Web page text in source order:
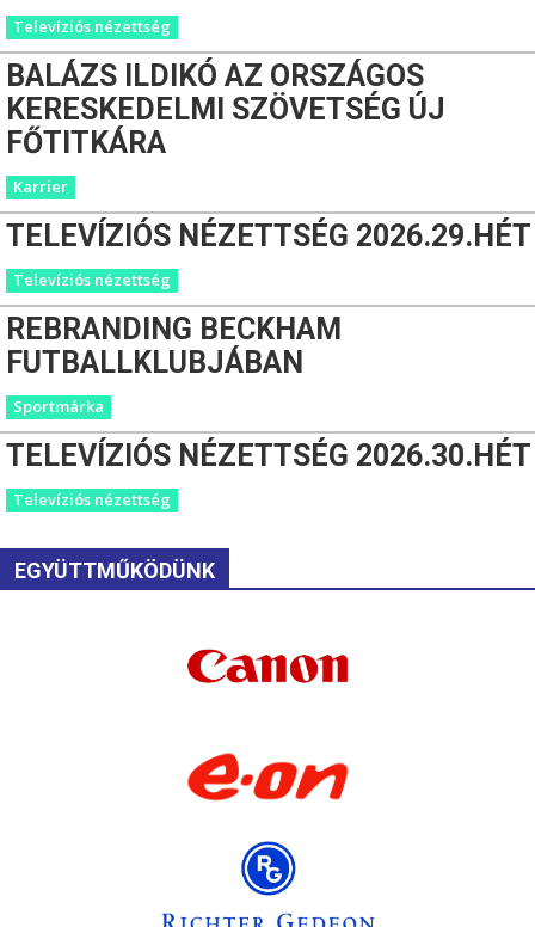
Televíziós nézettség
BALÁZS ILDIKÓ AZ ORSZÁGOS
KERESKEDELMI SZÖVETSÉG ÚJ
FŐTITKÁRA
Karrier
TELEVÍZIÓS NÉZETTSÉG 2026.29.HÉT
Televíziós nézettség
REBRANDING BECKHAM
FUTBALLKLUBJÁBAN
Sportmárka
TELEVÍZIÓS NÉZETTSÉG 2026.30.HÉT
Televíziós nézettség
EGYÜTTMŰKÖDÜNK